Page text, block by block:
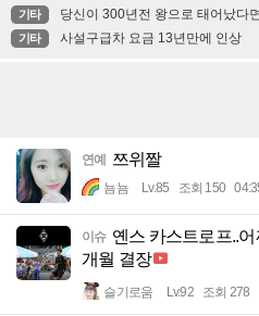
기타 당신이 300년전 왕으로 태어났다
기타 사설구급차 요금 13년만에 인상
연예 쯔위짤
뇸뇸 Lv.85 조회 150
이슈 옌스 카스트로프..
개월 결장
슬기로움 Lv.92 조회 278